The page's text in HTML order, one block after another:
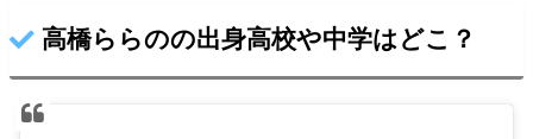
高橋ららのの出身高校や中学はどこ？